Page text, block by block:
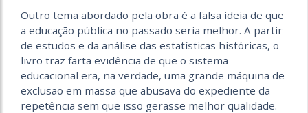
Outro tema abordado pela obra é a falsa ideia de que
a educação pública no passado seria melhor. A partir
de estudos e da análise das estatísticas históricas, o
livro traz farta evidência de que o sistema
educacional era, na verdade, uma grande máquina de
exclusão em massa que abusava do expediente da
repetência sem que isso gerasse melhor qualidade.